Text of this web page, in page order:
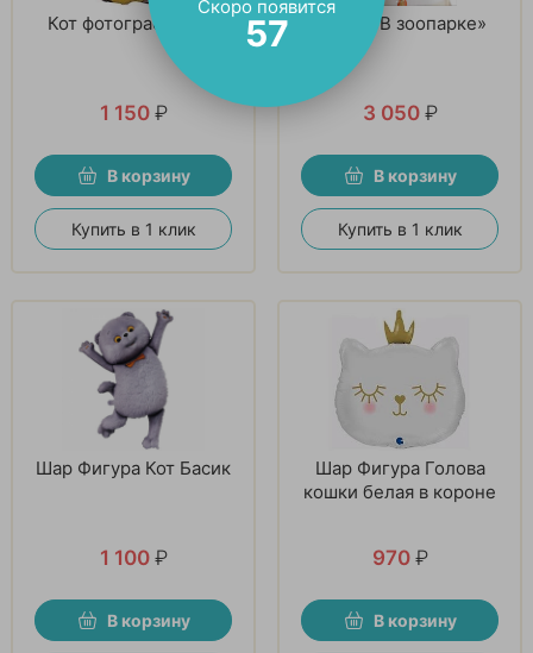
Кот фотографичный
1 150 ₽
В корзину
Купить в 1 клик
Букет «В зоопарке»
3 050 ₽
В корзину
Купить в 1 клик
Шар Фигура Кот Басик
1 100 ₽
В корзину
Шар Фигура Голова
кошки белая в короне
970 ₽
В корзину
Скоро появится
56